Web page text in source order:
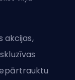
akcijas,